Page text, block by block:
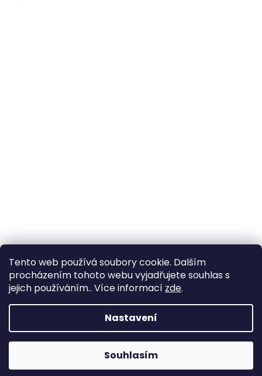
Tento web používá soubory cookie. Dalším
procházením tohoto webu vyjadřujete souhlas s
jejich používáním.. Více informací zde.
Nastavení
Souhlasím